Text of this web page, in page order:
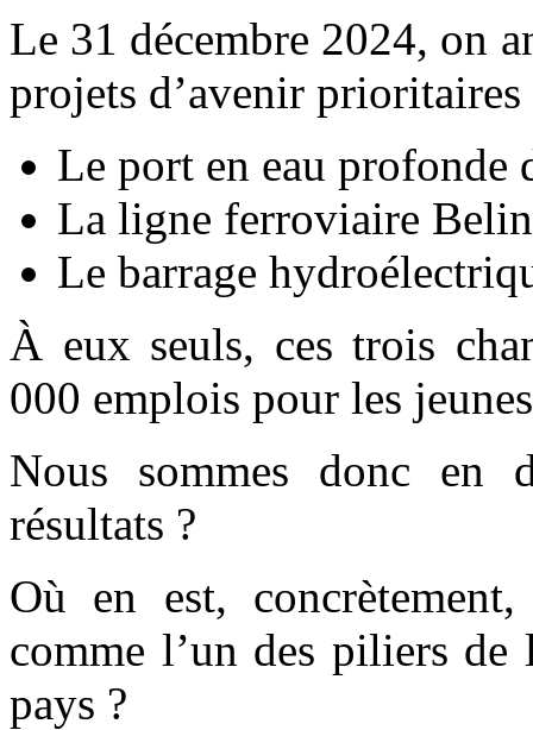
Le 31 décembre 2024, on
projets d’avenir
Le port en eau profonde
La ligne ferroviaire
Le barrage
À eux seuls, ces trois
000 emplois pour les
Nous sommes donc en
résultats ?
Où en est,
comme l’un des piliers
pays ?